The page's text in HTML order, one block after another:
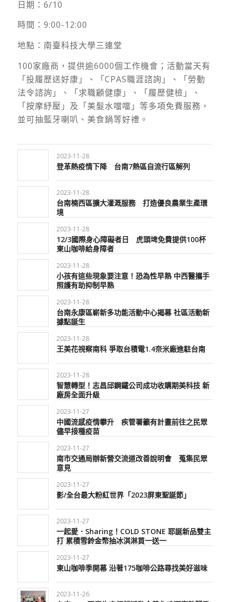
日期：6/10
時間：9:00-12:00
地點：南臺科技大學三連堂
100家廠商，提供逾6000個工作機會；活動當天有
「投履歷送好康」、「CPAS職涯諮詢」、「勞動
法令諮詢」、「求職顧健康」、「履歷健檢」、
「按摩紓壓」及「美髮水噹噹」等多項免費服務，
並可抽藍牙喇叭、美食鍋等好禮。
2023-11-28
登革熱疫情下降 台南7熱區自流行區解列
2023-11-28
台南楠西區擴大灌溉服務 打造優良農業生產環
境
2023-11-28
12/3國際身心障礙者日 虎頭埤免費提供100杯
東山咖啡給身障者
2023-11-28
小孩有這些現象要注意！恐為性早熟 中西醫攜手
照護有助抑制早熟
2023-11-28
台南永康區嶄新多功能活動中心揭幕 社區活動新
據點誕生
2023-11-28
王美花視察南科 爭取台積電1.4奈米廠進駐台南
2023-11-28
智慧轉型！志昌邱鋼鐵公司成功收購期美科技 新
廠房全面升級
2023-11-27
中國流感疫情攀升 疾管署籲有計畫前往之民眾
儘早接種疫苗
2023-11-27
南市交通局辦新營交流道改善說明會 蒐集民眾
意見
2023-11-27
影/全台最大粉紅世界「2023屏東聖誕節」
2023-11-27
一起愛．Sharing！COLD STONE 耶誕新品雙主
打 累積雪鈴金幣抽冰淇淋買一送一
2023-11-27
東山咖啡季開幕 沿著175咖啡公路尋找美好滋味
2023-11-26